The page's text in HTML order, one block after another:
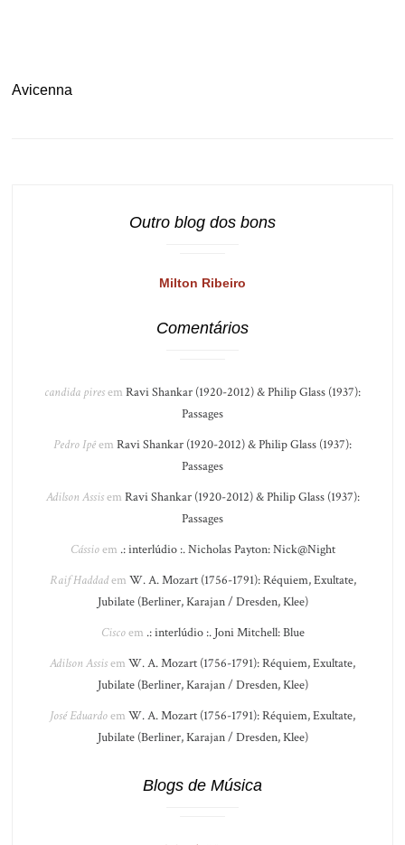
Avicenna
Outro blog dos bons
Milton Ribeiro
Comentários
candida piresem Ravi Shankar (1920-2012) & Philip Glass (1937):
Passages
Pedro Ipêem Ravi Shankar (1920-2012) & Philip Glass (1937):
Passages
Adilson Assisem Ravi Shankar (1920-2012) & Philip Glass (1937):
Passages
Cássioem .: interlúdio :. Nicholas Payton: Nick@Night
Raif Haddadem W. A. Mozart (1756-1791): Réquiem, Exultate,
Jubilate (Berliner, Karajan / Dresden, Klee)
Ciscoem .: interlúdio :. Joni Mitchell: Blue
Adilson Assisem W. A. Mozart (1756-1791): Réquiem, Exultate,
Jubilate (Berliner, Karajan / Dresden, Klee)
José Eduardoem W. A. Mozart (1756-1791): Réquiem, Exultate,
Jubilate (Berliner, Karajan / Dresden, Klee)
Blogs de Música